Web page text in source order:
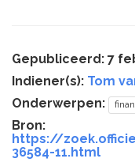
Gepubliceerd: 7
Indiener(s): Tom
Onderwerpen:
Bron:
https://
36584-11.html